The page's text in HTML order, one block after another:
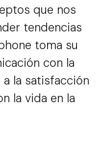
que nos
tendencias
toma su
con la
la satisfacción
la vida en la